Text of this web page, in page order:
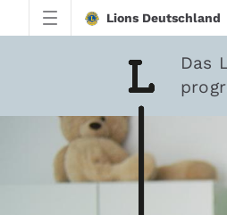
Zum Hauptinhalt springen
Lions Deutschland
Das